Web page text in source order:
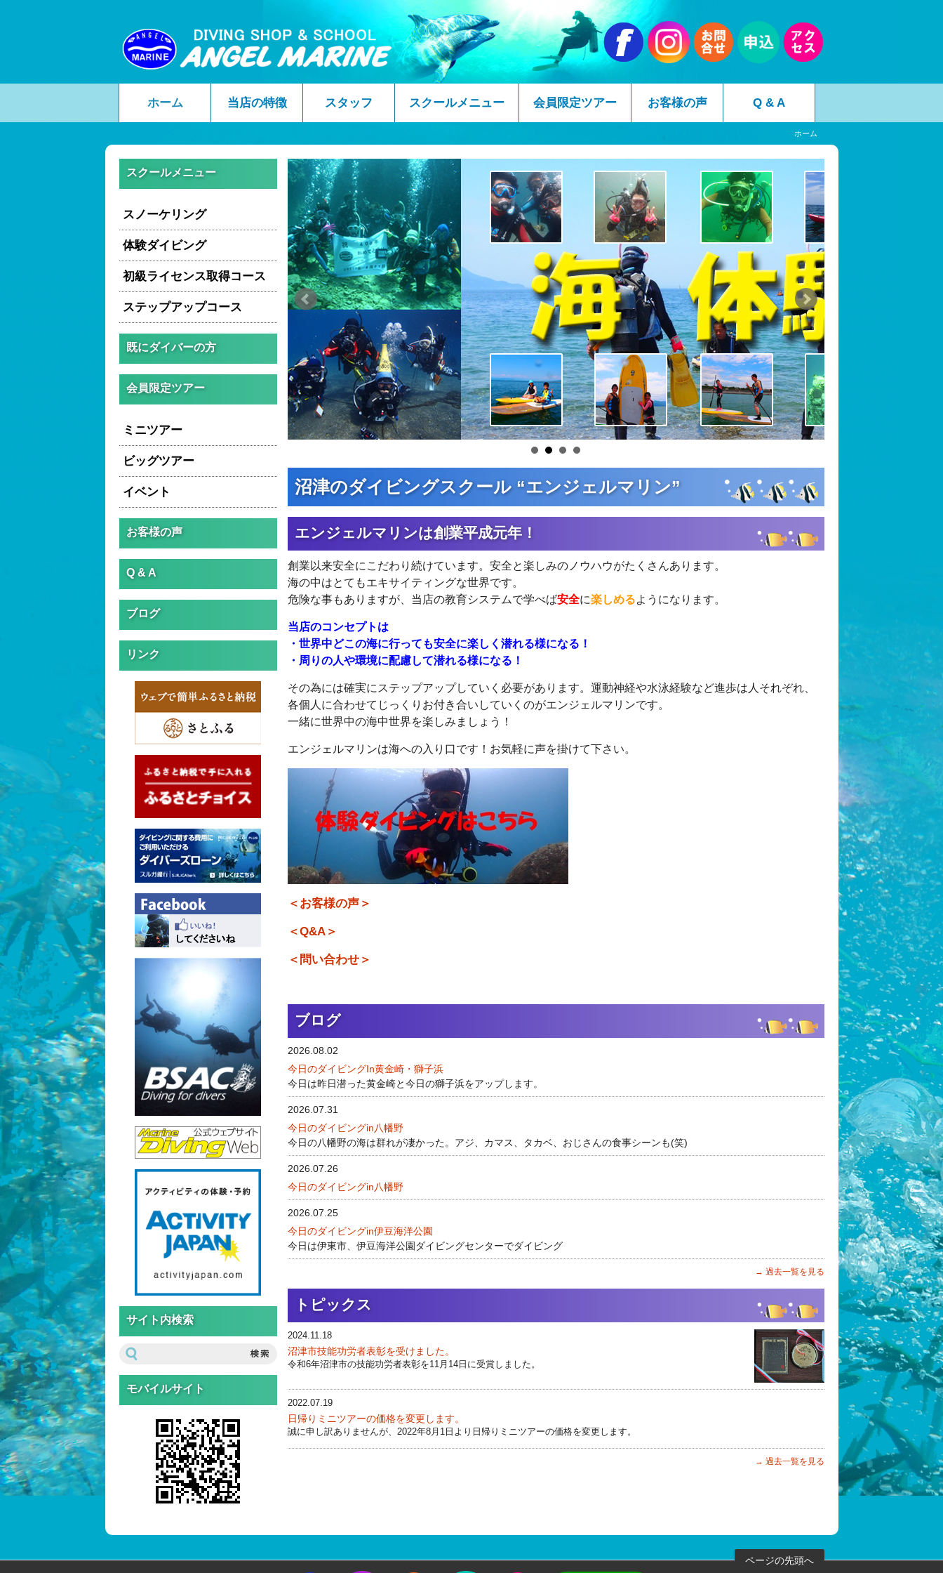
ホーム 当店の特徴 スタッフ スクールメニュー 会員限定ツアー お客様の声 Q & A
ホーム
沼津のダイビングスクール “エンジェルマリン”
エンジェルマリンは創業平成元年！
創業以来安全にこだわり続けています。安全と楽しみのノウハウがたくさんあります。
海の中はとてもエキサイティングな世界です。
危険な事もありますが、当店の教育システムで学べば安全に楽しめるようになります。
当店のコンセプトは
・世界中どこの海に行っても安全に楽しく潜れる様になる！
・周りの人や環境に配慮して潜れる様になる！
その為には確実にステップアップしていく必要があります。運動神経や水泳経験など進歩は人それぞれ、
各個人に合わせてじっくりお付き合いしていくのがエンジェルマリンです。
一緒に世界中の海中世界を楽しみましょう！
エンジェルマリンは海への入り口です！お気軽に声を掛けて下さい。
＜お客様の声＞
＜Q&A＞
＜問い合わせ＞
ブログ
2026.08.02
今日のダイビングIn黄金崎・獅子浜
今日は昨日潜った黄金崎と今日の獅子浜をアップします。
2026.07.31
今日のダイビングin八幡野
今日の八幡野の海は群れが凄かった。アジ、カマス、タカベ、おじさんの食事シーンも(笑)
2026.07.26
今日のダイビングin八幡野
2026.07.25
今日のダイビングin伊豆海洋公園
今日は伊東市、伊豆海洋公園ダイビングセンターでダイビング
過去一覧を見る
トピックス
2024.11.18
沼津市技能功労者表彰を受けました。
令和6年沼津市の技能功労者表彰を11月14日に受賞しました。
2022.07.19
日帰りミニツアーの価格を変更します。
誠に申し訳ありませんが、2022年8月1日より日帰りミニツアーの価格を変更します。
過去一覧を見る
スクールメニュー
スノーケリング
体験ダイビング
初級ライセンス取得コース
ステップアップコース
既にダイバーの方
会員限定ツアー
ミニツアー
ビッグツアー
イベント
お客様の声
Q & A
ブログ
リンク
サイト内検索
モバイルサイト
ページの先頭へ